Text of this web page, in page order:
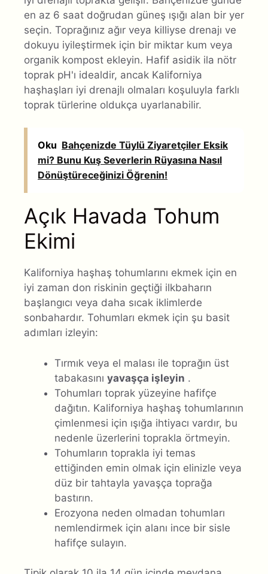
en az 6 saat doğrudan güneş ışığı alan bir yer
seçin. Toprağınız ağır veya killiyse drenajı ve
dokuyu iyileştirmek için bir miktar kum veya
organik kompost ekleyin. Hafif asidik ila nötr
toprak pH'ı idealdir, ancak Kaliforniya
haşhaşları iyi drenajlı olmaları koşuluyla farklı
toprak türlerine oldukça uyarlanabilir.
Oku Bahçenizde Tüylü Ziyaretçiler Eksik
mi? Bunu Kuş Severlerin Rüyasına Nasıl
Dönüştüreceğinizi Öğrenin!
Açık Havada Tohum
Ekimi
Kaliforniya haşhaş tohumlarını ekmek için en
iyi zaman don riskinin geçtiği ilkbaharın
başlangıcı veya daha sıcak iklimlerde
sonbahardır. Tohumları ekmek için şu basit
adımları izleyin:
Tırmık veya el malası ile toprağın üst
tabakasını yavaşça işleyin .
Tohumları toprak yüzeyine hafifçe
dağıtın. Kaliforniya haşhaş tohumlarının
çimlenmesi için ışığa ihtiyacı vardır, bu
nedenle üzerlerini toprakla örtmeyin.
Tohumların toprakla iyi temas
ettiğinden emin olmak için elinizle veya
düz bir tahtayla yavaşça toprağa
bastırın.
Erozyona neden olmadan tohumları
nemlendirmek için alanı ince bir sisle
hafifçe sulayın.